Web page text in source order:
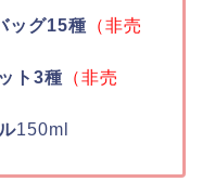
ッグ15種 （非売
ト3種 （非売
150ml